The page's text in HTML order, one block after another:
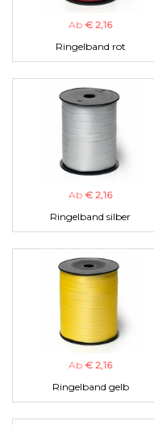
Ab € 2,16
Ringelband rot
Ab € 2,16
Ringelband silber
Ab € 2,16
Ringelband gelb